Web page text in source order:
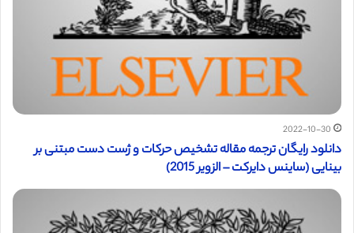
2022-10-30
دانلود رایگان ترجمه مقاله تشخیص حرکات و ژست دست مبتنی بر
بینایی (ساینس دایرکت – الزویر 2015)